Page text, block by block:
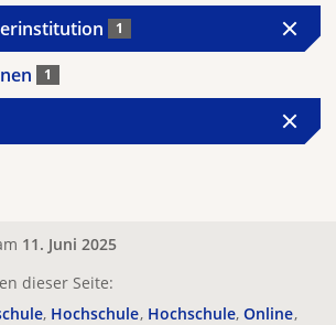
1
1
11. Juni 2025
dieser Seite:
Hochschule Hochschule Online